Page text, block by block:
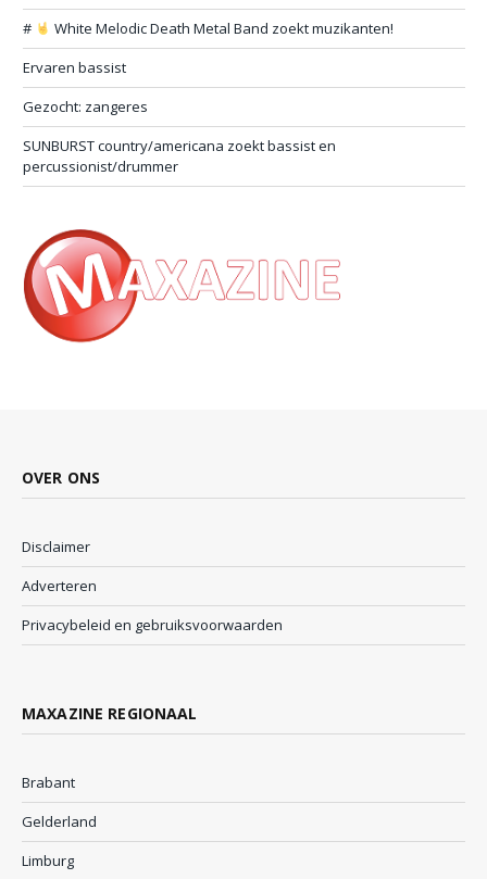
#
White Melodic Death Metal Band zoekt muzikanten!
Ervaren bassist
Gezocht: zangeres
SUNBURST country/americana zoekt bassist en
percussionist/drummer
OVER ONS
Disclaimer
Adverteren
Privacybeleid en gebruiksvoorwaarden
MAXAZINE REGIONAAL
Brabant
Gelderland
Limburg